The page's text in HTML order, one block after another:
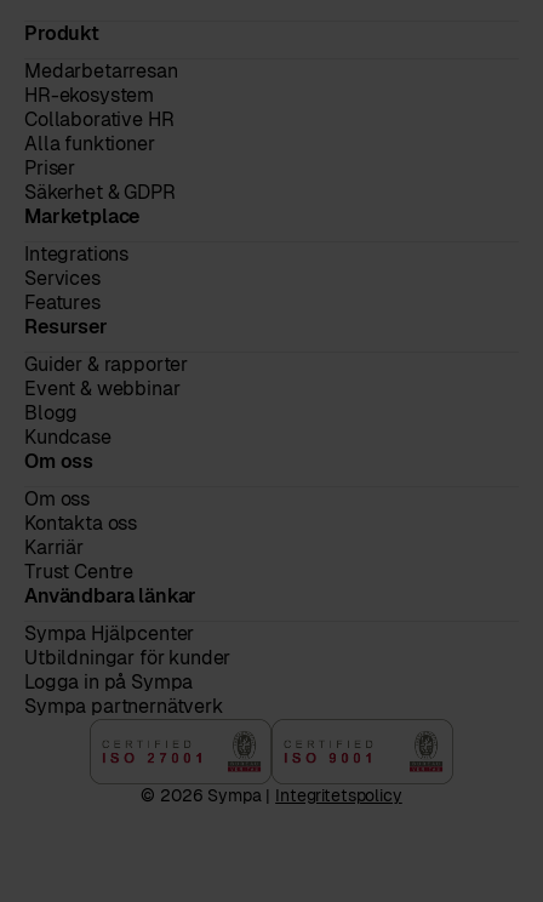
Produkt
Medarbetarresan
HR-ekosystem
Collaborative HR
Alla funktioner
Priser
Säkerhet & GDPR
Marketplace
Integrations
Services
Features
Resurser
Guider & rapporter
Event & webbinar
Blogg
Kundcase
Om oss
Om oss
Kontakta oss
Karriär
Trust Centre
Användbara länkar
Sympa Hjälpcenter
Utbildningar för kunder
Logga in på Sympa
Sympa partnernätverk
© 2026 Sympa | Integritetspolicy